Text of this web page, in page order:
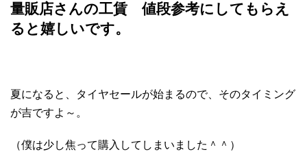
量販店さんの工賃 値段参考にしてもらえ
ると嬉しいです。
夏になると、タイヤセールが始まるので、そのタイミング
が吉ですよ～。
（僕は少し焦って購入してしまいました＾＾）